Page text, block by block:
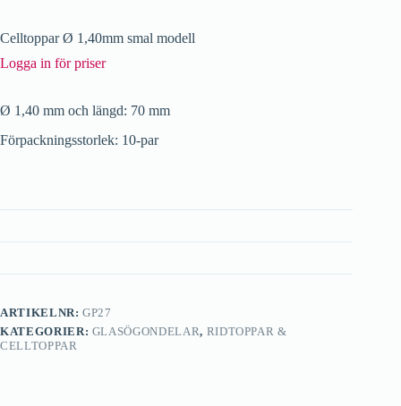
Celltoppar Ø 1,40mm smal modell
Logga in för priser
Ø 1,40 mm och längd: 70 mm
Förpackningsstorlek: 10-par
ARTIKELNR:GP27
KATEGORIER: GLASÖGONDELAR, RIDTOPPAR &
CELLTOPPAR